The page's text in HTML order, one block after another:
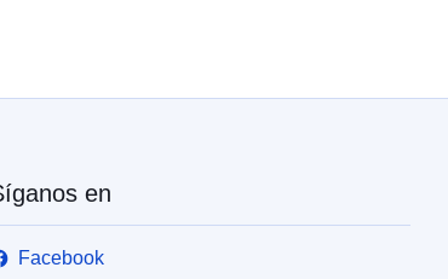
en
Facebook